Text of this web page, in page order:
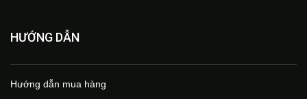
HƯỚNG DẪN
Hướng dẫn mua hàng